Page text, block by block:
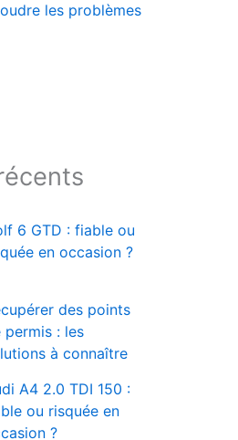
les problèmes
6 GTD : fiable ou
en occasion ?
des points
permis : les
à connaître
A4 2.0 TDI 150 :
ou risquée en
?